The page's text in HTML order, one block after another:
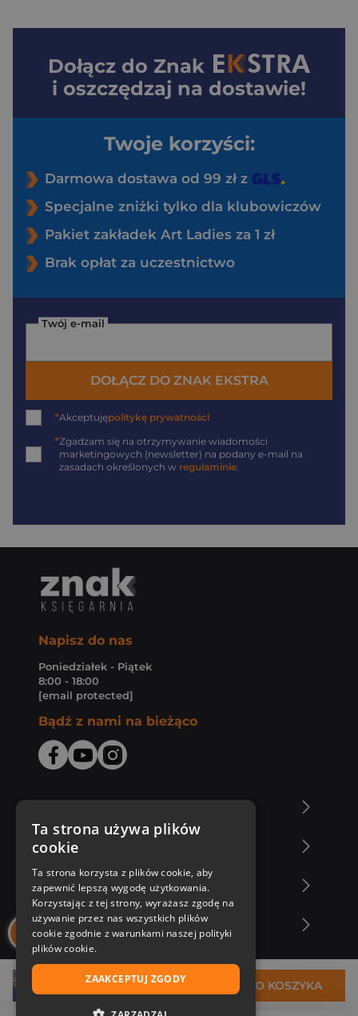
20,98 zł DO KOSZYKA
Dołącz do Znak
i oszczędzaj na dostawie!
Twoje korzyści:
Darmowa dostawa od 99 zł z
Specjalne zniżki tylko dla klubowiczów
Pakiet zakładek Art Ladies za 1 zł
Brak opłat za uczestnictwo
Twój e-mail
DOŁĄCZ DO ZNAK EKSTRA
*Akceptujępolitykę prywatności
*Zgadzam się na otrzymywanie wiadomości
marketingowych (newsletter) na podany e-mail na
zasadach określonych w regulaminie
Napisz do nas
Poniedziałek - Piątek
8:00 - 18:00
[email protected]
Bądź z nami na bieżąco
Zakupy u nas
Nasza oferta
Nasi autorzy
Ta strona używa plików
cookie
Ta strona korzysta z plików cookie, aby
zapewnić lepszą wygodę użytkowania.
Korzystając z tej strony, wyrażasz zgodę na
używanie przez nas wszystkich plików
cookie zgodnie z warunkami naszej polityki
plików cookie.
ZAAKCEPTUJ ZGODY